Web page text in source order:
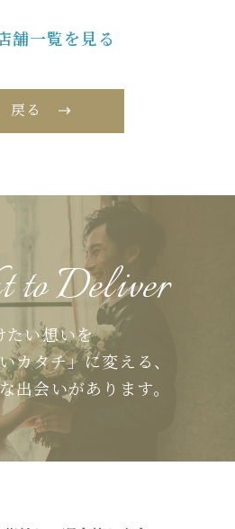
舗一覧を見る
戻る
to Deliver
たい想いを
カタチ」に変える、
出会いがあります。